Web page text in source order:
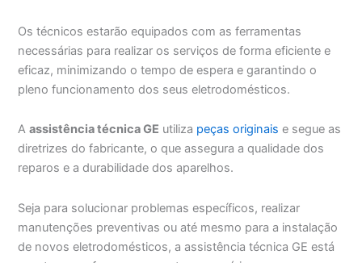
Os técnicos estarão equipados com as ferramentas
necessárias para realizar os serviços de forma eficiente e
eficaz, minimizando o tempo de espera e garantindo o
pleno funcionamento dos seus eletrodomésticos.
Aassistência técnica GE utiliza peças originais e segue as
diretrizes do fabricante, o que assegura a qualidade dos
reparos e a durabilidade dos aparelhos.
Seja para solucionar problemas específicos, realizar
manutenções preventivas ou até mesmo para a instalação
de novos eletrodomésticos, a assistência técnica GE está